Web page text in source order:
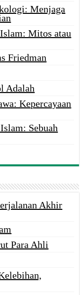
Menjaga
Mitos atau
Friedman
Adalah
Kepercayaan
Sebuah
Akhir
Para Ahli